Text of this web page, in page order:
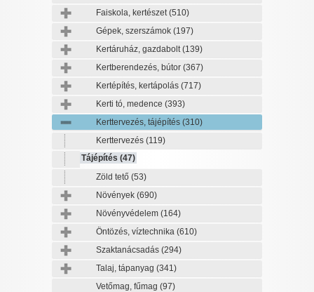
functionality and fraud prevention, and other
user protection.
CONFIRM
Data Deletion Data Access
Faiskola, kertészet(510)
Gépek, szerszámok (197)
Kertáruház, gazdabolt(139)
Kertberendezés, bútor (367)
Kertépítés, kertápolás (717)
Kerti tó, medence (393)
Kerttervezés, tájépítés (310)
Kerttervezés (119)
Tájépítés (47)
Zöld tető (53)
Növények (690)
Növényvédelem (164)
Öntözés, víztechnika (610)
Szaktanácsadás (294)
Talaj, tápanyag (341)
Vetőmag, fűmag (97)